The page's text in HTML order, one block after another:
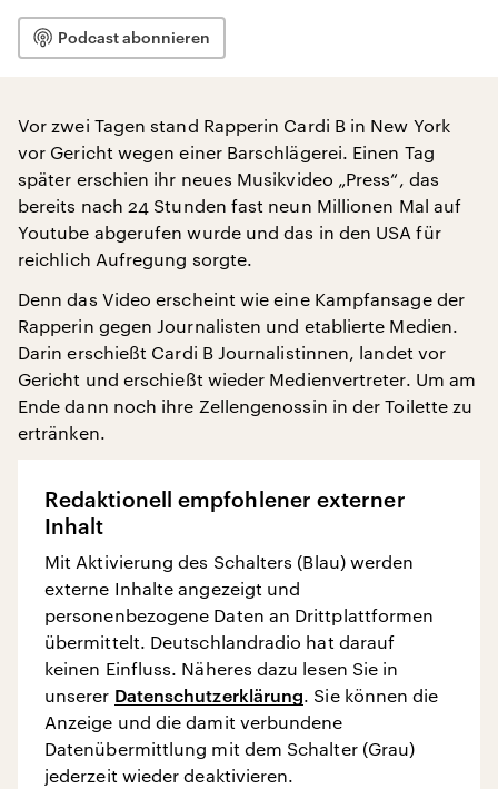
Podcast abonnieren
Vor zwei Tagen stand Rapperin Cardi B in New York
vor Gericht wegen einer Barschlägerei. Einen Tag
später erschien ihr neues Musikvideo „Press“, das
bereits nach 24 Stunden fast neun Millionen Mal auf
Youtube abgerufen wurde und das in den USA für
reichlich Aufregung sorgte.
Denn das Video erscheint wie eine Kampfansage der
Rapperin gegen Journalisten und etablierte Medien.
Darin erschießt Cardi B Journalistinnen, landet vor
Gericht und erschießt wieder Medienvertreter. Um am
Ende dann noch ihre Zellengenossin in der Toilette zu
ertränken.
Redaktionell empfohlener externer
Inhalt
Mit Aktivierung des Schalters (Blau) werden
externe Inhalte angezeigt und
personenbezogene Daten an Drittplattformen
übermittelt. Deutschlandradio hat darauf
keinen Einfluss. Näheres dazu lesen Sie in
unserer Datenschutzerklärung. Sie können die
Anzeige und die damit verbundene
Datenübermittlung mit dem Schalter (Grau)
jederzeit wieder deaktivieren.